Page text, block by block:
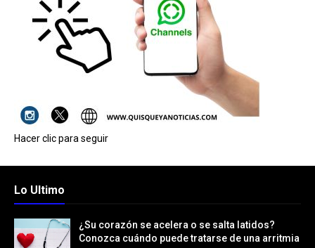
Hacer clic para seguir
Lo Ultimo
¿Su corazón se acelera o se salta latidos?
Conozca cuándo puede tratarse de una arritmia